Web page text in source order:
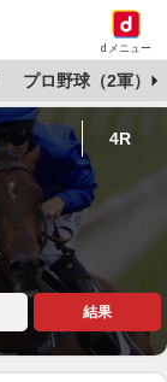
dメニュー
プロ野球（2軍）
4R
結果